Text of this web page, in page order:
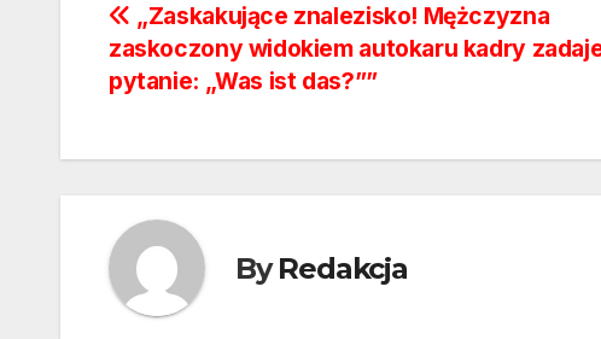
Nawigacja
wpisu
„Zaskakujące znalezisko! Mężczyzna
zaskoczony widokiem autokaru kadry
pytanie: „Was ist das?””
ByRedakcja